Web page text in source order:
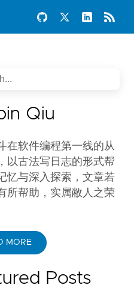
Qiu
在软件编程第一线的从
以古法写日志的形式帮
忆与深入探索，文章若
所帮助，实属敝人之荣
MORE
Posts